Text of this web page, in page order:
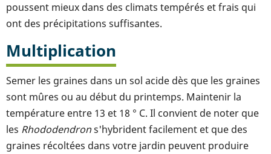
poussent mieux dans des climats tempérés et frais qui
ont des précipitations suffisantes.
Multiplication
Semer les graines dans un sol acide dès que les graines
sont mûres ou au début du printemps. Maintenir la
température entre 13 et 18 ° C. Il convient de noter que
les Rhododendrons'hybrident facilement et que des
graines récoltées dans votre jardin peuvent produire